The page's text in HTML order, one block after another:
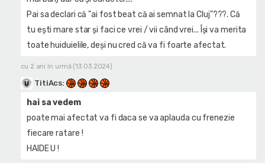
Pai sa declari că "ai fost beat că ai semnat la Cluj"???. Că
tu ești mare star și faci ce vrei / vii când vrei... Își va merita
toate huiduielile, deși nu cred că va fi foarte afectat.
cu 2 ani în urmă (13.03.2024)
TitiAcs:
hai sa vedem
poate mai afectat va fi daca se va aplauda cu frenezie
fiecare ratare !
HAIDE U !